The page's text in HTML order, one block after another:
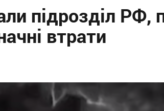
підрозділ РФ,
втрати